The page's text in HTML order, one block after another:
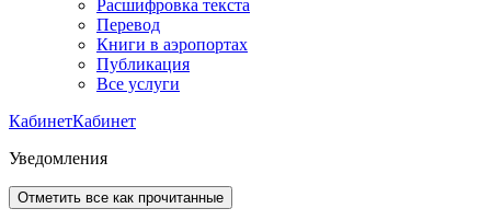
Расшифровка текста
Перевод
Книги в аэропортах
Публикация
Все услуги
КабинетКабинет
Уведомления
Отметить все как прочитанные